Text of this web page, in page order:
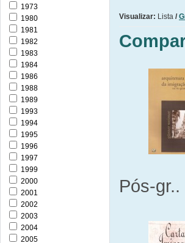
1973
1980
1981
1982
1983
1984
1986
1988
1989
1993
1994
1995
1996
1997
1999
2000
2001
2002
2003
2004
2005
Visualizar: Lista /
Pós-gr..